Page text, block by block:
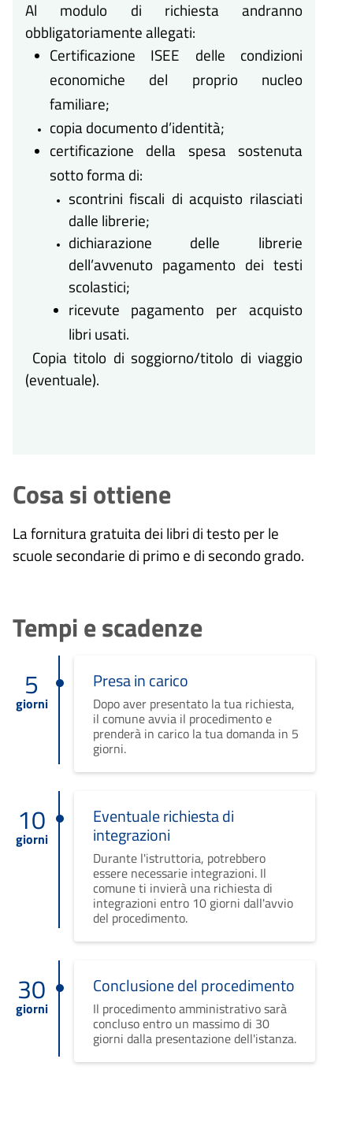
Al modulo di richiesta andranno
obbligatoriamente allegati:
Certificazione ISEE delle condizioni
economiche del proprio nucleo
familiare;
copia documento d’identità;
certificazione della spesa sostenuta
sotto forma di:
scontrini fiscali di acquisto rilasciati
dalle librerie;
dichiarazione delle librerie
dell’avvenuto pagamento dei testi
scolastici;
ricevute pagamento per acquisto
libri usati.
Copia titolo di soggiorno/titolo di viaggio
(eventuale).
Cosa si ottiene
La fornitura gratuita dei libri di testo per le
scuole secondarie di primo e di secondo grado.
Tempi e scadenze
5
giorni
Presa in carico
Dopo aver presentato la tua richiesta,
il comune avvia il procedimento e
prenderà in carico la tua domanda in 5
giorni.
10
giorni
Eventuale richiesta di
integrazioni
Durante l'istruttoria, potrebbero
essere necessarie integrazioni. Il
comune ti invierà una richiesta di
integrazioni entro 10 giorni dall'avvio
del procedimento.
30
giorni
Conclusione del procedimento
Il procedimento amministrativo sarà
concluso entro un massimo di 30
giorni dalla presentazione dell'istanza.